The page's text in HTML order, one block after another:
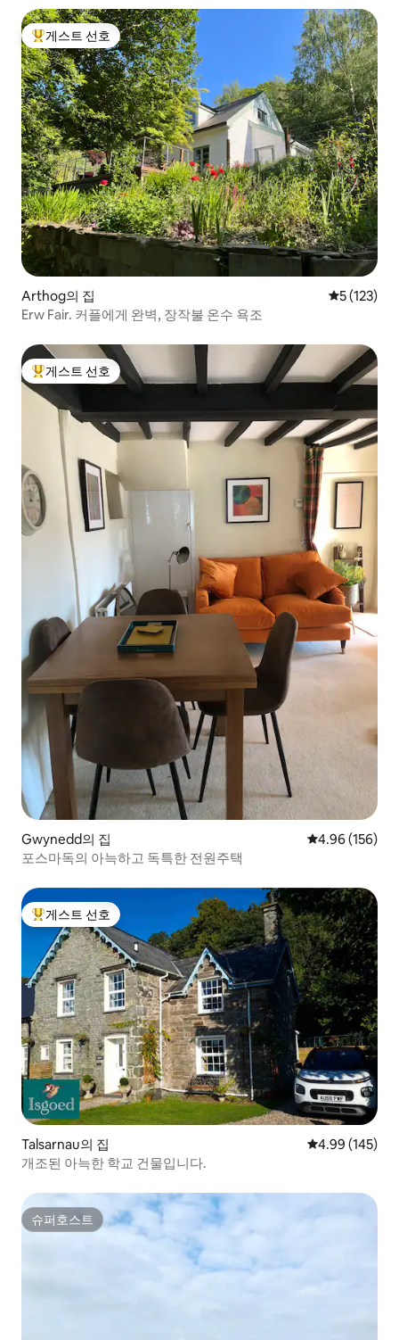
상위 게스트 선호
게스트 선호
Arthog의 집 평점 5점(5
5 (123)
Erw Fair. 커플에게 완벽, 장작불 온수 욕조
상위 게스트 선호
게스트 선호
Gwynedd의 집 평점 4.96점(5
4.96 (156)
포스마독의 아늑하고 독특한 전원주택
상위 게스트 선호
게스트 선호
Talsarnau의 집 평점 4.99점(5
4.99 (145)
개조된 아늑한 학교 건물입니다.
슈퍼호스트
슈퍼호스트